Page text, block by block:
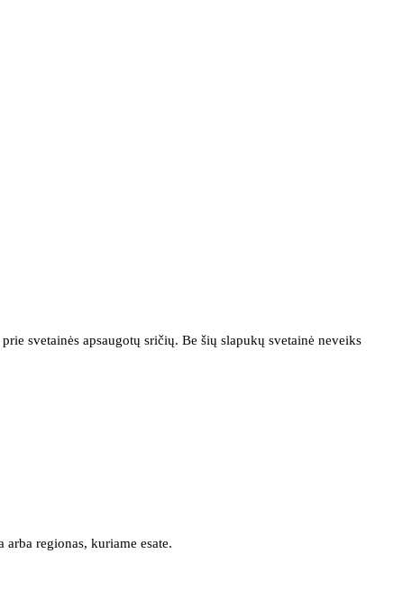
svetainės apsaugotų sričių. Be šių slapukų svetainė neveiks
regionas, kuriame esate.